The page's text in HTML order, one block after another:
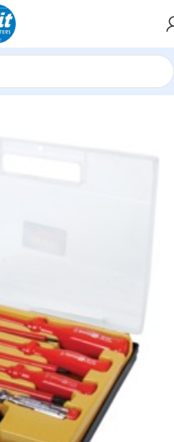
Schroevendraaierset